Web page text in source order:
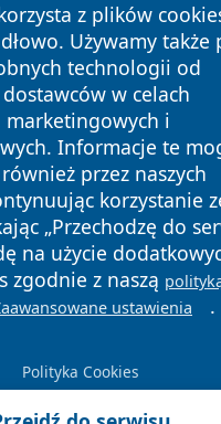
z plików
Używamy
technologii od
w celach
marketingowych i
Informacje te
przez naszych
korzystanie
„Przechodzę do
na użycie
zgodnie z naszą
ustawienia .
Polityka Cookies
Wszystkie prawa
Polityka
Prywatności